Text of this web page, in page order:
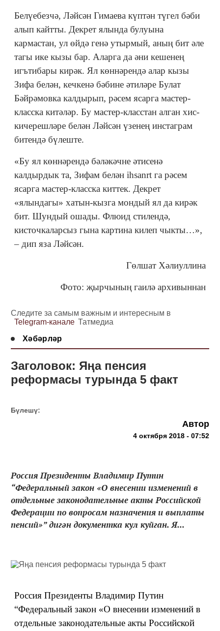
Белүебезчә, Ләйсән Гимаева күптән түгел бәби
алып кайтты. Декрет ялында булуына
кармастан, ул өйдә генә утырмый, аның бит әле
тагы ике кызы бар. Аларга да әни кешенең
игътибары кирәк. Ял көннәрендә алар кызы
Зифа белән, кечкенә бәбине әтиләре Булат
Бәйрәмовка калдырып, рәсем ясарга мастер-
класска китәләр. Бу мастер-класстан алган хис-
кичерешләре белән Ләйсән үзенең инстаграм
битендә бүлеште.
«Бу ял көннәрендә бәләкәчне әтисенә
калдырдык та, Зифам белән ihsanrt га рәсем
ясарга мастер-класска киттек. Декрет
«ялындагы» хатын-кызга мондый ял да кирәк
бит. Шундый ошады. Флюид стилендә,
кисточкаларсыз гына картина килеп чыкты…»,
‒ дип яза Ләйсән.
Гөлшат Хәлиуллина
Фото: җырчының гаилә архивыннан
Следите за самым важным и интересным в
Telegram-канале Татмедиа
Хәбәрләр
Заголовок: Яңа пенсия
реформасы турында 5 факт
Бүлешү:
Автор
4 октября 2018 - 07:52
Россия Президенты Владимир Путин
“Федеральный закон «О внесении изменений в
отдельные законодательные акты Российской
Федерации по вопросам назначения и выплаты
пенсий»” дигән документка кул куйган. Я...
Россия Президенты Владимир Путин
“Федеральный закон «О внесении изменений в
отдельные законодательные акты Российской